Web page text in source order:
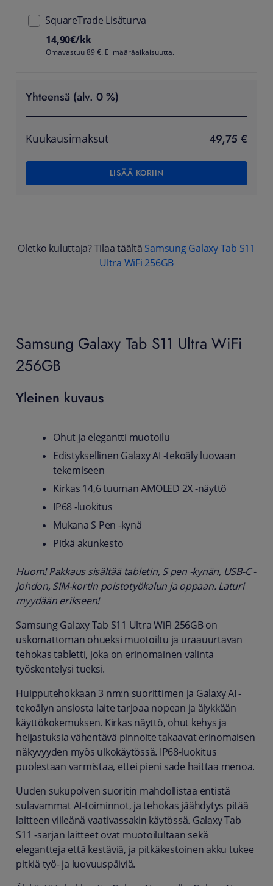
SquareTrade Lisäturva
14,90€/kk
Omavastuu 89 €. Ei määräaikaisuutta.
Yhteensä (alv. 0 %)
Kuukausimaksut 49,75 €
LISÄÄ KORIIN
Oletko kuluttaja? Tilaa täältä Samsung Galaxy Tab S11
Ultra WiFi 256GB
Samsung Galaxy Tab S11 Ultra WiFi
256GB
Yleinen kuvaus
Ohut ja elegantti muotoilu
Edistyksellinen Galaxy AI -tekoäly luovaan
tekemiseen
Kirkas 14,6 tuuman AMOLED 2X -näyttö
IP68 -luokitus
Mukana S Pen -kynä
Pitkä akunkesto
Huom! Pakkaus sisältää tabletin, S pen -kynän, USB-C -
johdon, SIM-kortin poistotyökalun ja oppaan. Laturi
myydään erikseen!
Samsung Galaxy Tab S11 Ultra WiFi 256GB on
uskomattoman ohueksi muotoiltu ja uraauurtavan
tehokas tabletti, joka on erinomainen valinta
työskentelysi tueksi.
Huipputehokkaan 3 nm:n suorittimen ja Galaxy AI -
tekoälyn ansiosta laite tarjoaa nopean ja älykkään
käyttökokemuksen. Kirkas näyttö, ohut kehys ja
heijastuksia vähentävä pinnoite takaavat erinomaisen
näkyvyyden myös ulkokäytössä. IP68-luokitus
puolestaan varmistaa, ettei pieni sade haittaa menoa.
Uuden sukupolven suoritin mahdollistaa entistä
sulavammat AI-toiminnot, ja tehokas jäähdytys pitää
laitteen viileänä vaativassakin käytössä. Galaxy Tab
S11 -sarjan laitteet ovat muotoilultaan sekä
elegantteja että kestäviä, ja pitkäkestoinen akku tukee
pitkiä työ- ja luovuuspäiviä.